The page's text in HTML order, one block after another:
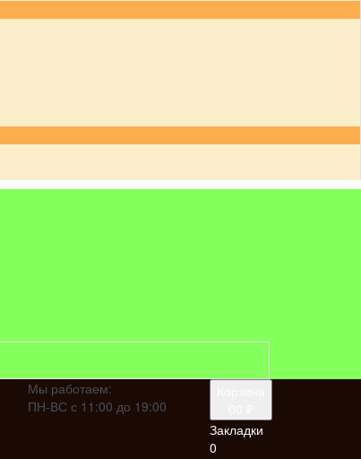
Мы работаем:
ПН-ВС с 11:00 до 19:00
Закладки
0